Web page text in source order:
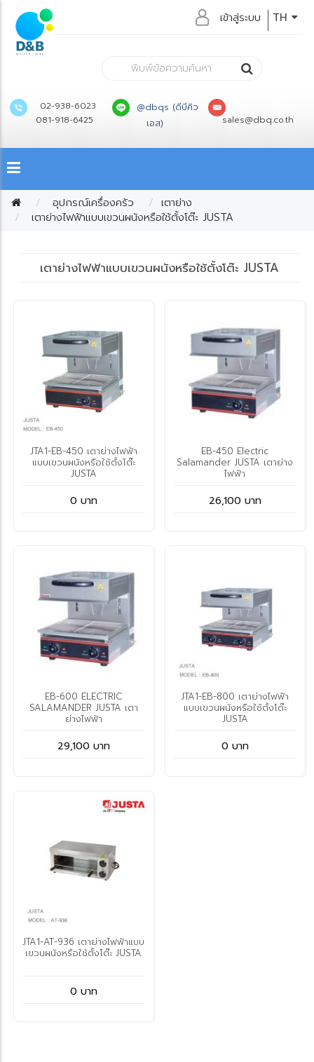
TH
เข้าสู่ระบบ
02-938-6023
081-918-6425
@dbqs (ดีบีคิว
เอส)
sales@dbq.co.th
อุปกรณ์เครื่องครัว
เตาย่าง
เตาย่างไฟฟ้าแบบเขวนผนังหรือใช้ตั้งโต๊ะ JUSTA
เตาย่างไฟฟ้าแบบเขวนผนังหรือใช้ตั้งโต๊ะ JUSTA
JTA1-EB-450 เตาย่างไฟฟ้า
แบบเขวนผนังหรือใช้ตั้งโต๊ะ
JUSTA
0 บาท
EB-450 Electric
Salamander JUSTA เตาย่าง
ไฟฟ้า
26,100 บาท
EB-600 ELECTRIC
SALAMANDER JUSTA เตา
ย่างไฟฟ้า
29,100 บาท
JTA1-EB-800 เตาย่างไฟฟ้า
แบบเขวนผนังหรือใช้ตั้งโต๊ะ
JUSTA
0 บาท
JTA1-AT-936 เตาย่างไฟฟ้าแบบ
เขวนผนังหรือใช้ตั้งโต๊ะ JUSTA
0 บาท